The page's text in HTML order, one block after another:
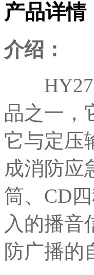
产品详情
介绍：
品之一，
它与定压
成消防应
筒、CD
入的播音
防广播的